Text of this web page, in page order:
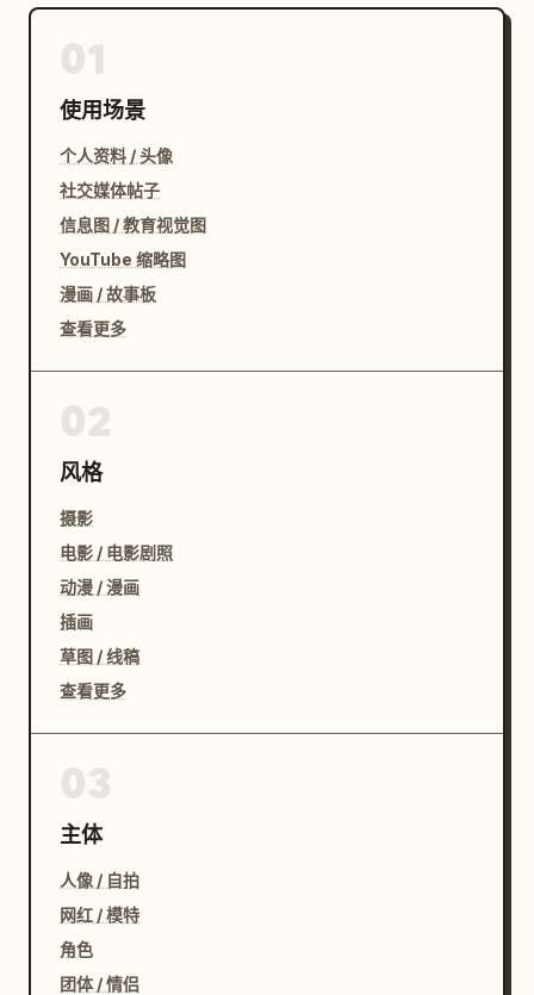
使用场景
个人资料 / 头像
社交媒体帖子
信息图 / 教育视觉图
YouTube 缩略图
漫画 / 故事板
查看更多
风格
摄影
电影 / 电影剧照
动漫 / 漫画
插画
草图 / 线稿
查看更多
主体
人像 / 自拍
网红 / 模特
角色
团体 / 情侣